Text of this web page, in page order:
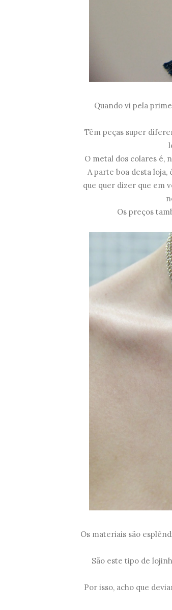
Quando vi pela
Têm peças super
O metal dos colares é,
A parte boa desta loja,
que quer dizer que em
Os preços
Os materiais são
São este tipo de
Por isso, acho que